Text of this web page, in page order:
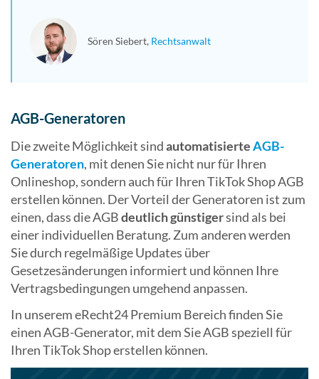
Sören Siebert Rechtsanwalt
AGB-Generatoren
Die zweite Möglichkeit sindautomatisierteAGB-
Generatoren, mit denen Sie nicht nur für Ihren
Onlineshop, sondern auch für Ihren TikTok Shop AGB
erstellen können. Der Vorteil der Generatoren ist zum
einen, dass die AGBdeutlich günstigersind als bei
einer individuellen Beratung. Zum anderen werden
Sie durch regelmäßige Updates über
Gesetzesänderungen informiert und können Ihre
Vertragsbedingungen umgehend anpassen.
In unserem eRecht24 Premium Bereich finden Sie
einen AGB-Generator, mit dem Sie AGB speziell für
Ihren TikTok Shop erstellen können.